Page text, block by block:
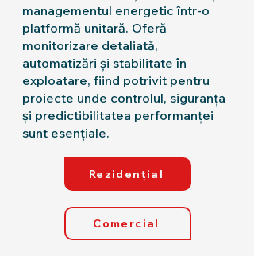
managementul energetic într-o
platformă unitară. Oferă
monitorizare detaliată,
automatizări și stabilitate în
exploatare, fiind potrivit pentru
proiecte unde controlul, siguranța
și predictibilitatea performanței
sunt esențiale.
Rezidențial
Comercial